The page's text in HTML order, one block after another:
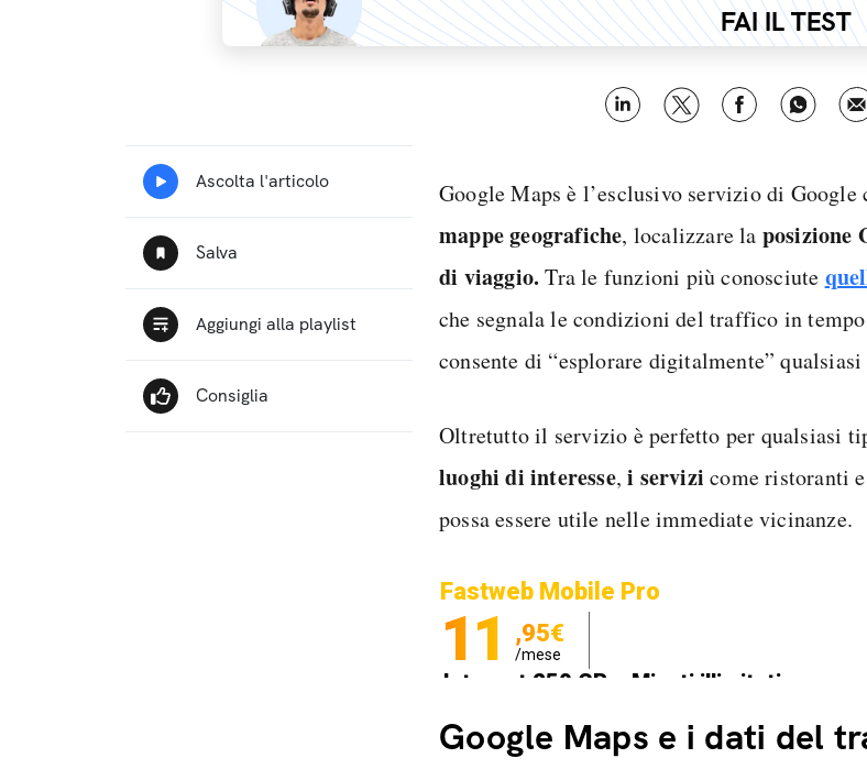
FAI IL TEST
Google Maps è l’esclusivo servizio di
mappe geografiche, localizzare la posizione
di viaggio.Tra le funzioni più conosciute
che segnala le condizioni del traffico in
consente di “esplorare digitalmente”
Oltretutto il servizio è perfetto per qualsiasi
luoghi di interesse,i servizi come ristoranti
possa essere utile nelle immediate vicinanze.
Fastweb Mobile Pro
11 ,95€
/mese
Internet 250 GB e Minuti illimitati
Google Maps e i dati del